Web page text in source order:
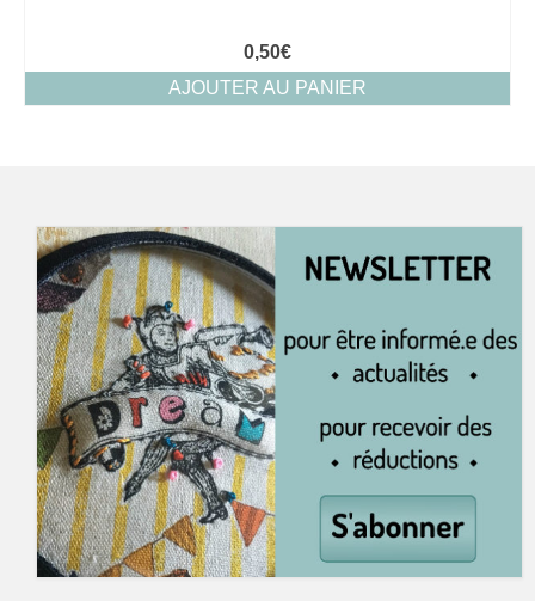
0,50€
AJOUTER AU PANIER